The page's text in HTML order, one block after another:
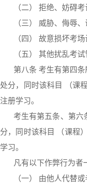
（二） 拒绝、妨碍
（三） 威胁、侮辱
（四） 故意损坏考
（五） 其他扰乱考
第八条 考生有第四
处分，同时该科目 （课
注册学习。
考生有第五条、第六
分，同时该科目 （课程
学习。
凡有以下作弊行为者
（一） 由他人代替